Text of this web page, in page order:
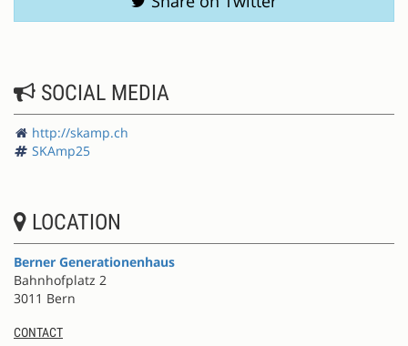
SOCIAL MEDIA
http://skamp.ch
SKAmp25
LOCATION
Berner Generationenhaus
Bahnhofplatz 2
3011 Bern
CONTACT